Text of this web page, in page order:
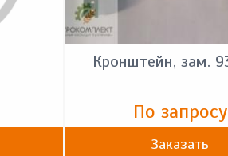
Кронштейн, зам.
По запросу
Заказать